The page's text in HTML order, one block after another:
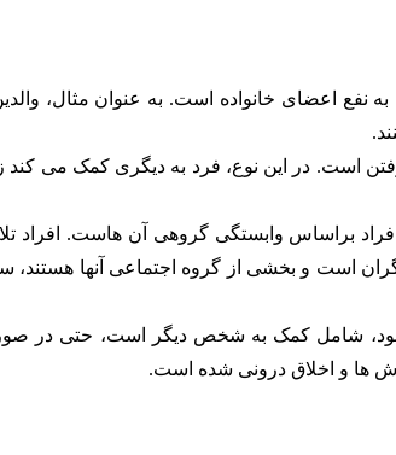
اعضای خانواده است. به عنوان مثال،
است. در این نوع، فرد به دیگری کمک می کند
براساس وابستگی گروهی آن هاست. افراد
است و بخشی از گروه اجتماعی آنها هستند،
شود، شامل کمک به شخص دیگر است، حتی در
ها و اخلاق درونی شده است.